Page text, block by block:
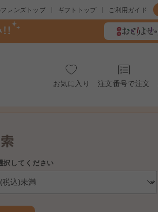
レンズトップ ギフトトップ ご利用ガイド
お気に入り 注文番号で注文
択してください